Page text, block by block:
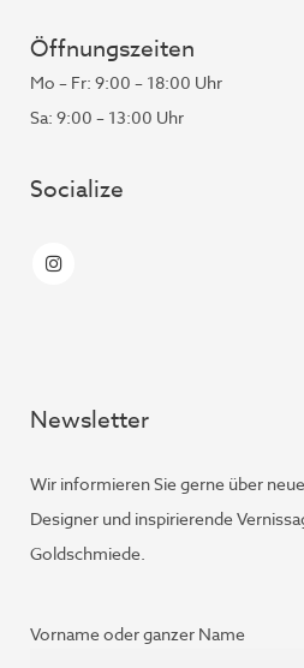
Öffnungszeiten
Mo – Fr: 9:00 – 18:00 Uhr
Sa: 9:00 – 13:00 Uhr
Socialize
Newsletter
Wir informieren Sie gerne über
Designer und inspirierende
Goldschmiede.
Vorname oder ganzer Name